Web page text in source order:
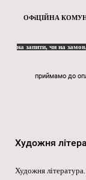
ОФіЦІЙНА
на запити, чи на
приймамо до
Художня
Художня література